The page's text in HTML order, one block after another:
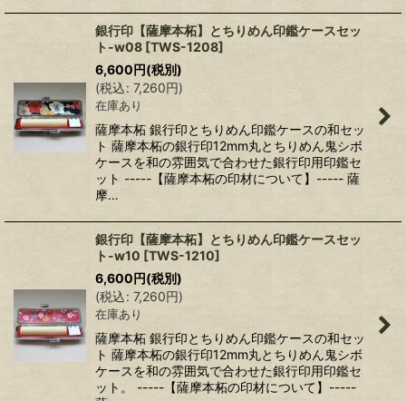
銀行印【薩摩本柘】とちりめん印鑑ケースセッ
ト-w08 [TWS-1208]
6,600円(税別)
(税込: 7,260円)
在庫あり
薩摩本柘 銀行印とちりめん印鑑ケースの和セッ
ト 薩摩本柘の銀行印12mm丸とちりめん鬼シボ
ケースを和の雰囲気で合わせた銀行印用印鑑セ
ット -----【薩摩本柘の印材について】----- 薩
摩…
銀行印【薩摩本柘】とちりめん印鑑ケースセッ
ト-w10 [TWS-1210]
6,600円(税別)
(税込: 7,260円)
在庫あり
薩摩本柘 銀行印とちりめん印鑑ケースの和セッ
ト 薩摩本柘の銀行印12mm丸とちりめん鬼シボ
ケースを和の雰囲気で合わせた銀行印用印鑑セ
ット。 -----【薩摩本柘の印材について】-----